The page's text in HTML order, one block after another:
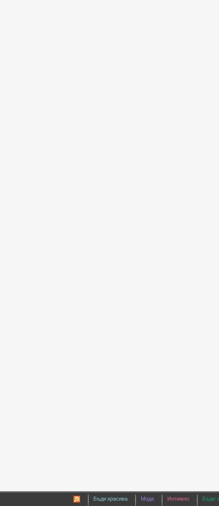
Бъди красива Мода Интимно Бъди